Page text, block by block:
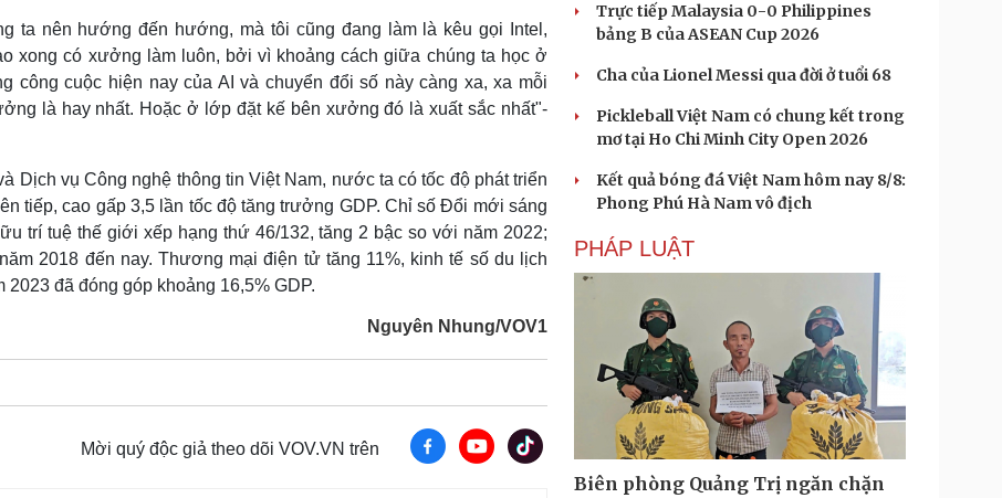
ta nên hướng đến hướng, mà tôi cũng đang làm là kêu gọi Intel,
xong có xưởng làm luôn, bởi vì khoảng cách giữa chúng ta học ở
công cuộc hiện nay của AI và chuyển đổi số này càng xa, xa mỗi
là hay nhất. Hoặc ở lớp đặt kế bên xưởng đó là xuất sắc nhất"-
Dịch vụ Công nghệ thông tin Việt Nam, nước ta có tốc độ phát triển
tiếp, cao gấp 3,5 lần tốc độ tăng trưởng GDP. Chỉ số Đổi mới sáng
trí tuệ thế giới xếp hạng thứ 46/132, tăng 2 bậc so với năm 2022;
2018 đến nay. Thương mại điện tử tăng 11%, kinh tế số du lịch
đã đóng góp khoảng 16,5% GDP.
Nguyên Nhung/VOV1
Mời quý độc giả theo dõi VOV.VN trên
Trực tiếp Malaysia 0-0 Philippines
bảng B của ASEAN Cup 2026
Cha của Lionel Messi qua đời ở tuổi 68
Pickleball Việt Nam có chung kết trong
mơ tại Ho Chi Minh City Open 2026
Kết quả bóng đá Việt Nam hôm nay 8/8:
Phong Phú Hà Nam vô địch
PHÁP LUẬT
Biên phòng Quảng Trị ngăn chặn